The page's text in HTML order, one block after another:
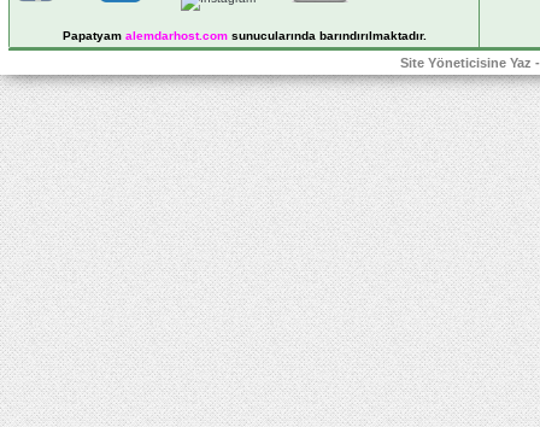
Papatyam alemdarhost.comsunucularında barındırılmaktadır.
Site Yöneticisine Yaz